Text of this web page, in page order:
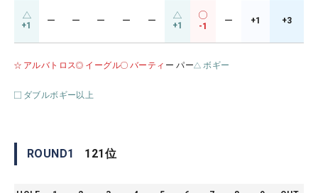
+1 ー ー ー ー ー +1 -1
ー +1 +3
アルバトロス イーグル バーティ ー パー ボギー
ダブルボギー以上
ROUND1 121 位